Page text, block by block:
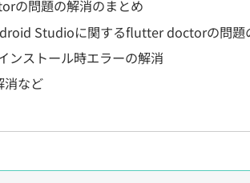
の問題の解消のまとめ
Studioに関するflutter doctorの問題
ンストール時エラーの解消
など